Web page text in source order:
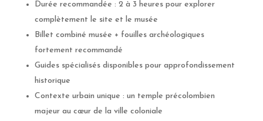
Durée recommandée : 2 à 3 heures pour explorer
complètement le site et le musée
Billet combiné musée + fouilles archéologiques
fortement recommandé
Guides spécialisés disponibles pour approfondissement
historique
Contexte urbain unique : un temple précolombien
majeur au cœur de la ville coloniale